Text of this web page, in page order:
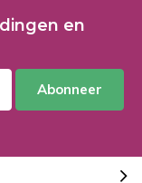
en
Abonneer